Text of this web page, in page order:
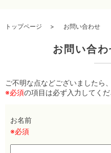
トップページ お問い合わせ
お問い合
ご不明な点などございましたら
※必須の項目は必ず入力してくだ
お名前
※必須